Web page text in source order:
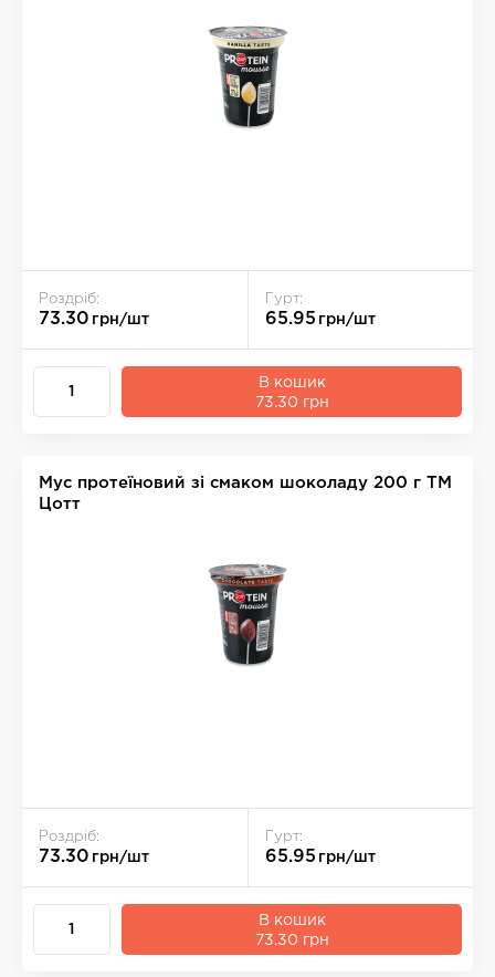
Роздріб:
73.30 грн/шт
Гурт:
65.95 грн/шт
В кошик
73.30 грн
Мус протеїновий зі смаком шоколаду 200 г ТМ
Цотт
Роздріб:
73.30 грн/шт
Гурт:
65.95 грн/шт
В кошик
73.30 грн